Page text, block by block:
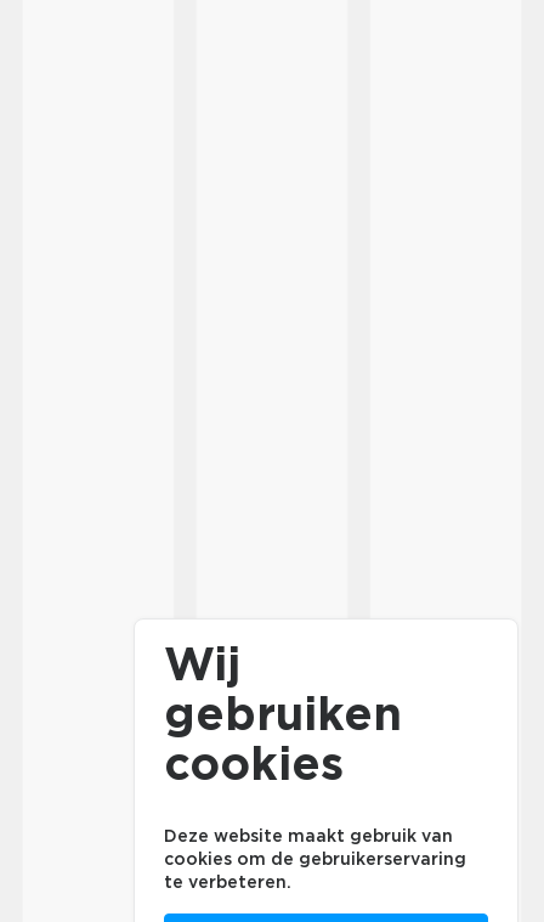
Wij
gebruiken
cookies
Deze website maakt gebruik van
cookies om de gebruikerservaring
te verbeteren.